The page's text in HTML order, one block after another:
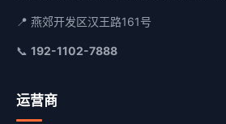
📍 燕郊开发区汉王路161号
📞 192-1102-7888
运营商